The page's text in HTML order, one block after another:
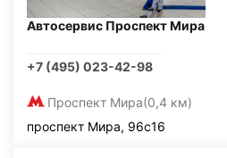
Автосервис Проспект Мира
+7 (495) 023-42-98
Проспект Мира(0,4 км)
проспект Мира, 96с16